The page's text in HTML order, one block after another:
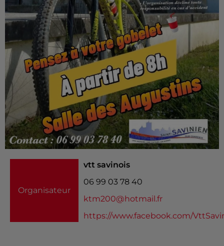
Organisateur
vtt savinois
06 99 03 78 40
ktm200@hotmail.fr
https://www.facebook.com/